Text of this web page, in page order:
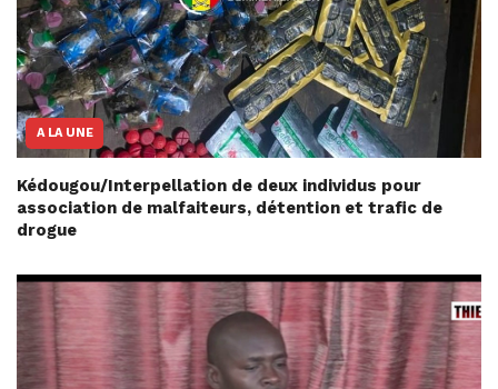
A LA UNE
Kédougou/Interpellation de deux individus pour
association de malfaiteurs, détention et trafic de
drogue